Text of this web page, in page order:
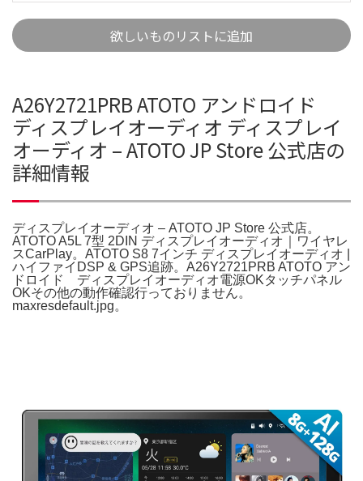
欲しいものリストに追加
A26Y2721PRB ATOTO アンドロイド
ディスプレイオーディオ ディスプレイ
オーディオ – ATOTO JP Store 公式店の
詳細情報
ディスプレイオーディオ – ATOTO JP Store 公式店。
ATOTO A5L 7型 2DIN ディスプレイオーディオ｜ワイヤレ
スCarPlay。ATOTO S8 7インチ ディスプレイオーディオ |
ハイファイDSP & GPS追跡。A26Y2721PRB ATOTO アン
ドロイド ディスプレイオーディオ電源OKタッチパネル
OKその他の動作確認行っておりません。
maxresdefault.jpg。